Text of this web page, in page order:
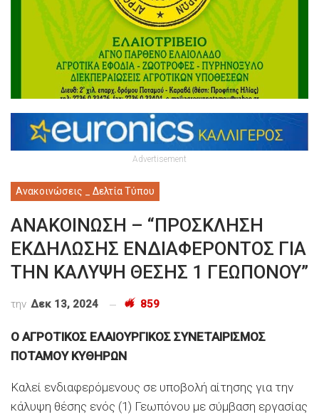
Advertisement
Ανακοινώσεις _ Δελτία Τύπου
ΑΝΑΚΟΙΝΩΣΗ – “ΠΡΟΣΚΛΗΣΗ
ΕΚΔΗΛΩΣΗΣ ΕΝΔΙΑΦΕΡΟΝΤΟΣ ΓΙΑ
ΤΗΝ ΚΑΛΥΨΗ ΘΕΣΗΣ 1 ΓΕΩΠΟΝΟΥ”
την Δεκ 13, 2024 859
Ο ΑΓΡΟΤΙΚΟΣ ΕΛΑΙΟΥΡΓΙΚΟΣ ΣΥΝΕΤΑΙΡΙΣΜΟΣ
ΠΟΤΑΜΟΥ ΚΥΘΗΡΩΝ
Kαλεί ενδιαφερόμενους σε υποβολή αίτησης για την
κάλυψη θέσης ενός (1) Γεωπόνου με σύμβαση εργασίας